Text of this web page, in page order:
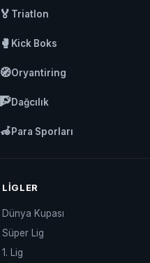
🏅 Triatlon
🥊 Kick Boks
🧭Oryantiring
🧗Dağcılık
🦽Para Sporları
LIGLER
Dünya Kupası
Süper Lig
1. Lig